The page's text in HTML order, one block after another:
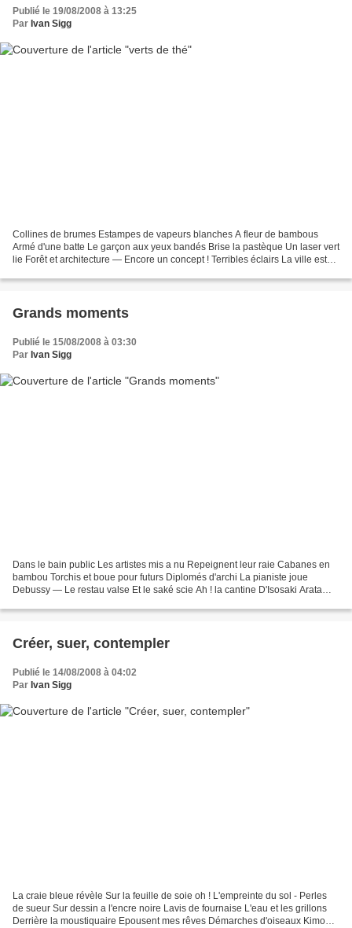
Publié le 19/08/2008 à 13:25
Par Ivan Sigg
Collines de brumes Estampes de vapeurs blanches A fleur de bambous
Armé d'une batte Le garçon aux yeux bandés Brise la pastèque Un laser vert
lie Forêt et architecture — Encore un concept ! Terribles éclairs La ville est
Grands moments
Publié le 15/08/2008 à 03:30
Par Ivan Sigg
Dans le bain public Les artistes mis a nu Repeignent leur raie Cabanes en
bambou Torchis et boue pour futurs Diplomés d'archi La pianiste joue
Debussy — Le restau valse Et le saké scie Ah ! la cantine D'Isosaki Arata
Créer, suer, contempler
Publié le 14/08/2008 à 04:02
Par Ivan Sigg
La craie bleue révèle Sur la feuille de soie oh ! L'empreinte du sol - Perles
de sueur Sur dessin a l'encre noire Lavis de fournaise L'eau et les grillons
Derrière la moustiquaire Epousent mes rêves Démarches d'oiseaux Kimono